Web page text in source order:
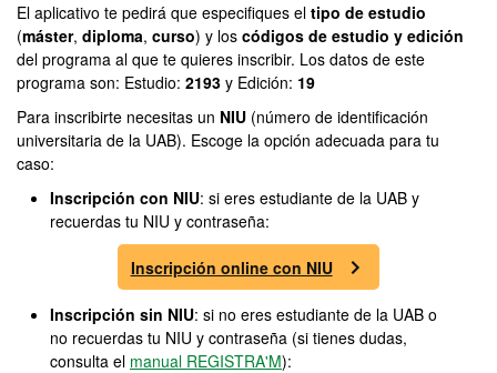
El aplicativo te pedirá que especifiques el tipo de estudio
(máster, diploma, curso) y los códigos de estudio y edición
del programa al que te quieres inscribir. Los datos de este
programa son: Estudio: 2193 y Edición: 19
Para inscribirte necesitas un NIU (número de identificación
universitaria de la UAB). Escoge la opción adecuada para tu
caso:
Inscripción con NIU: si eres estudiante de la UAB y
recuerdas tu NIU y contraseña:
Inscripción online con NIU
Inscripción sin NIU: si no eres estudiante de la UAB o
no recuerdas tu NIU y contraseña (si tienes dudas,
consulta el manual REGISTRA'M):